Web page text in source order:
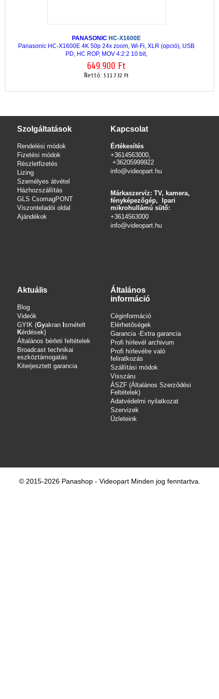
PANASONIC HC-X1600E
Panasonic HC-X1600E 4K 50p 24x zoom, Wi-Fi, XLR (opció), USB
PD, HC ROP, MOV 4:2:2 10 bit,
649.900 Ft
Nettó: 511.732 Ft
Szolgáltatások
Rendelési módok
Fizetési módok
Részletfizetés
Lizing
Személyes átvétel
Házhozszállítás
GLS CsomagPONT
Viszonteladói oldal
Ajándékok
Kapcsolat
Értékesítés
+3614563000,
+36205999922
info@videopart.hu
Márkaszervíz: TV, kamera,
fényképezőgép, Ipari
mikrohullámú sütő:
+3614563000
info@videopart.hu
Aktuális
Blog
Videók
GYIK (Gyakran smételt
Kérdések)
Általános bérleti feltételek
Broadcast technikai
eszköztámogatás
Kiterjesztett garancia
Általános
információ
Céginformáció
Elérhetőségek
Garancia -Extra garancia
Profi hírlevél archivum
Profi hírlevélre való
feliratkozás
Szállítási módok
Visszáru
ÁSZF (Általános Szerződési
Feltételek)
Adatvédelmi nyilatkozat
Szervizek
Üzleteink
© 2015-2026 Panashop - Videopart Minden jog fenntartva.